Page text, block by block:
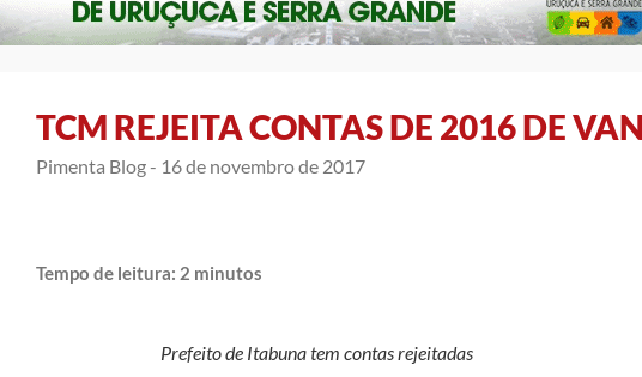
TCM REJEITA CONTAS DE 2016 DE
Pimenta Blog - 16 de novembro de 2017
Tempo de leitura: 2 minutos
Prefeito de Itabuna tem contas rejeitadas